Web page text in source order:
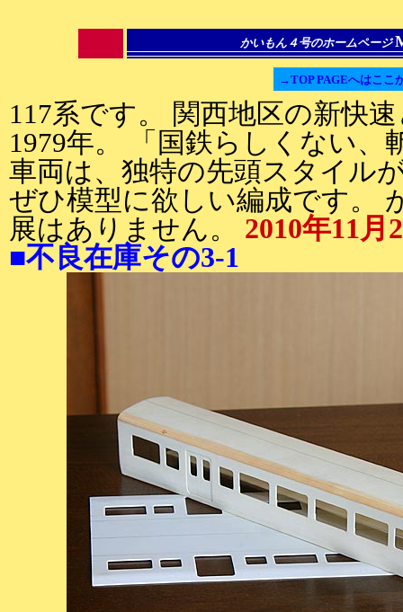
かいもん４号のホームページ
→TOP PAGEへはここ
117系です。 関西地区の新快
1979年。 「国鉄らしくない、
車両は、独特の先頭スタイル
ぜひ模型に欲しい編成です。
展はありません。 2010年11月
■不良在庫その3-1